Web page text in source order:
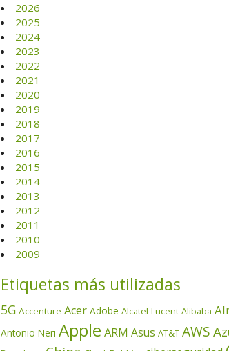
2026
2025
2024
2023
2022
2021
2020
2019
2018
2017
2016
2015
2014
2013
2012
2011
2010
2009
Etiquetas más utilizadas
5G Accenture Acer Adobe Alcatel-Lucent Alibaba
Antonio Neri Apple ARM Asus AT&T AWS